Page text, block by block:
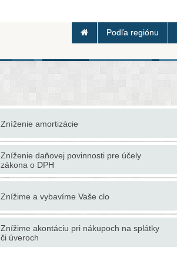
Podľa regiónu
Zníženie amortizácie
Zníženie daňovej povinnosti pre účely
zákona o DPH
Znížime a vybavíme Vaše clo
Znížime akontáciu pri nákupoch na splátky
či úveroch